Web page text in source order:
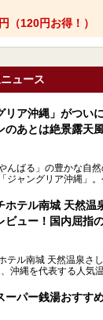
（120円お得！）
ュース
リア沖縄」がつい
のあとは絶景露天
んばる」の豊かな自
ジャングリア沖縄」。
をお届けすべく、見
説していきます。
ホテル南城 天然
ビュー！国内屈指
テル南城 天然温泉さ
沖縄を代表する人気
平日・土日にかかわら
す。
ーパー銭湯おすす